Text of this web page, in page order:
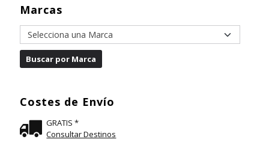
Marcas
Costes de Envío
GRATIS *
Consultar Destinos